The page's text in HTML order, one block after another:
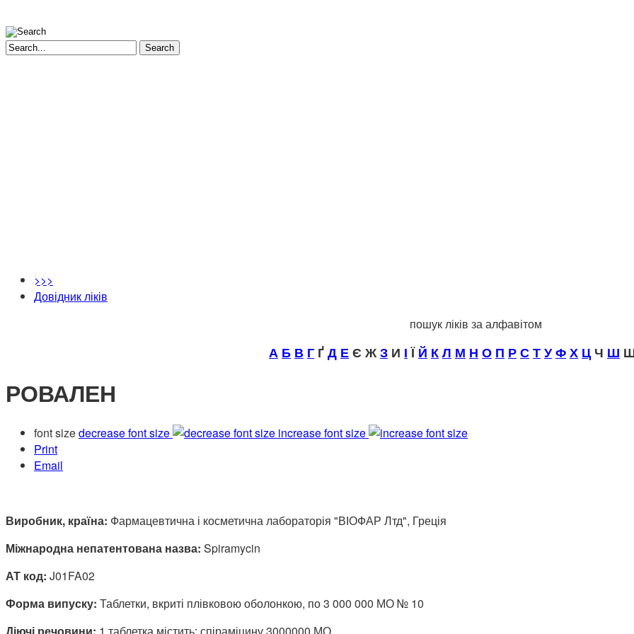
Search
>>>
Довідник ліків
пошук ліків за алфавітом
А Б В Г ҐД ЕЄ ЖЗ И ІЇЙ КЛ М Н О П РСТУФХ Ц Ч Ш
РОВАЛЕН
font sizedecrease font size
increase font size
Print
Email
Виробник, країна: Фармацевтична і косметична лабораторія "ВІОФАР Лтд", Греція
Міжнародна непатентована назва: Spiramycin
АТ код: J01FA02
Форма випуску: Таблетки, вкриті плівковою оболонкою, по 3 000 000 МО № 10
Діючі речовини: 1 таблетка містить: спіраміцину 3000000 МО